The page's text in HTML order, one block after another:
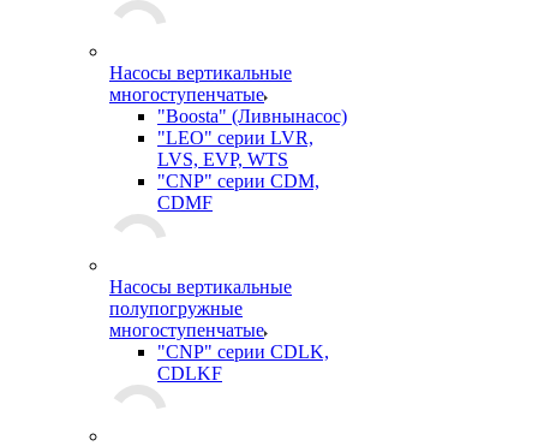
Насосы вертикальные
многоступенчатые
"Boosta" (Ливнынасос)
"LEO" серии LVR,
LVS, EVP, WTS
"CNP" серии CDM,
CDMF
Насосы вертикальные
полупогружные
многоступенчатые
"CNP" серии CDLK,
CDLKF